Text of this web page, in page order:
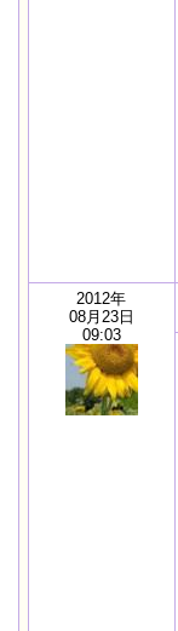
2012年
08月23日
09:03